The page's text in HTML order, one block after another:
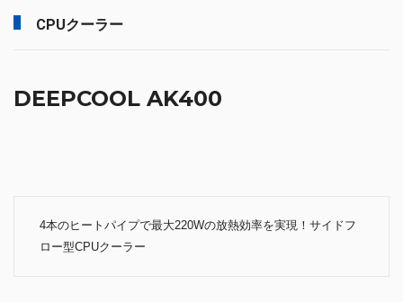
CPUクーラー
DEEPCOOL AK400
4本のヒートパイプで最大220Wの放熱効率を実現！サイドフ
ロー型CPUクーラー